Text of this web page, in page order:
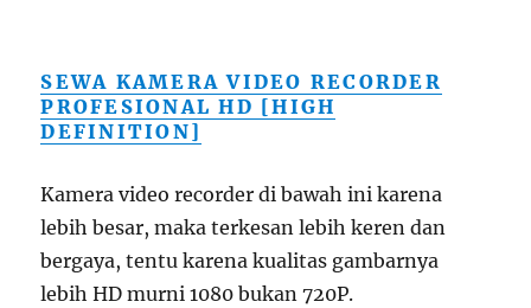
SEWA KAMERA VIDEO RECORDER
PROFESIONAL HD [HIGH
DEFINITION]
Kamera video recorder di bawah ini karena
lebih besar, maka terkesan lebih keren dan
bergaya, tentu karena kualitas gambarnya
lebih HD murni 1080 bukan 720P.